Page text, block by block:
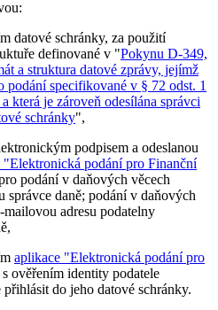
datové schránky, za použití
definované v "Pokynu D-349,
a struktura datové zprávy, jejímž
podání specifikované v § 72 odst. 1
která je zároveň odesílána správci
schránky",
podpisem a odeslanou
"Elektronická podání pro Finanční
podání v daňových věcech
správce daně; podání v daňových
mailovou adresu podatelny
aplikace "Elektronická podání pro
s ověřením identity podatele
do jeho datové schránky.